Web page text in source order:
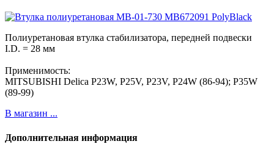
Полиуретановая втулка стабилизатора, передней подвески
I.D. = 28 мм
Применимость:
MITSUBISHI Delica P23W, P25V, P23V, P24W (86-94); P35W
(89-99)
В магазин ...
Дополнительная информация